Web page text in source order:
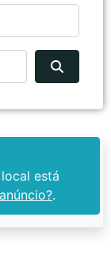
está
.